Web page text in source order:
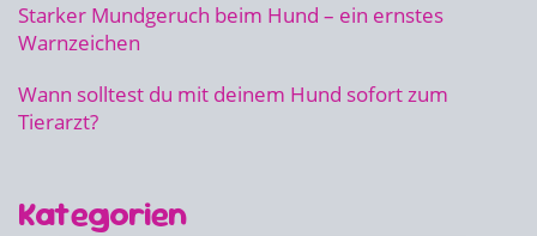
Starker Mundgeruch beim Hund – ein ernstes
Warnzeichen
Wann solltest du mit deinem Hund sofort zum
Tierarzt?
Kategorien